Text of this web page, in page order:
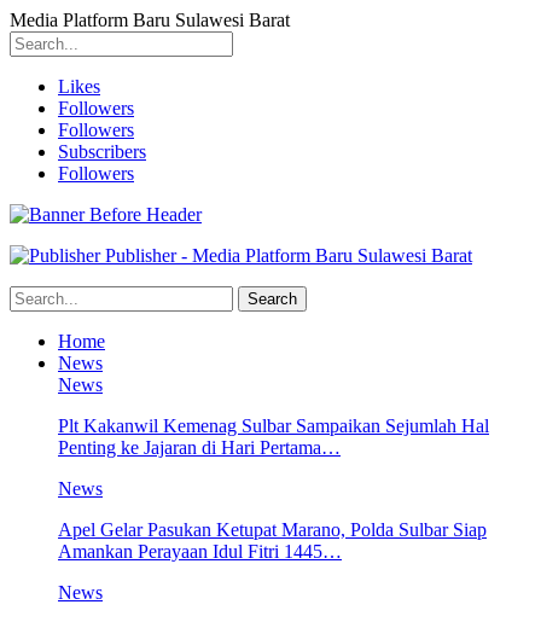
Media Platform Baru Sulawesi Barat
Likes
Followers
Followers
Subscribers
Followers
Publisher - Media Platform Baru Sulawesi Barat
Home
News
News
Plt Kakanwil Kemenag Sulbar Sampaikan Sejumlah Hal
Penting ke Jajaran di Hari Pertama…
News
Apel Gelar Pasukan Ketupat Marano, Polda Sulbar Siap
Amankan Perayaan Idul Fitri 1445…
News